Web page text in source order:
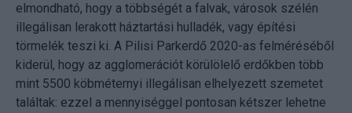
elmondható, hogy a többségét a falvak, városok szélén
illegálisan lerakott háztartási hulladék, vagy építési
törmelék teszi ki. A Pilisi Parkerdő 2020-as felméréséből
kiderül, hogy az agglomerációt körülölelő erdőkben több
mint 5500 köbméternyi illegálisan elhelyezett szemetet
találtak: ezzel a mennyiséggel pontosan kétszer lehetne